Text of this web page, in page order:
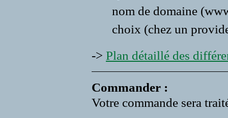
nom de domaine
choix (chez un
-> Plan détaillé des
Commander :
Votre commande sera